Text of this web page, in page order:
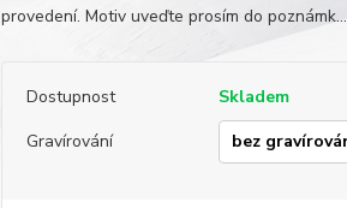
provedení. Motiv uveďte prosím do poznámk...
Dostupnost
Skladem
Gravírování